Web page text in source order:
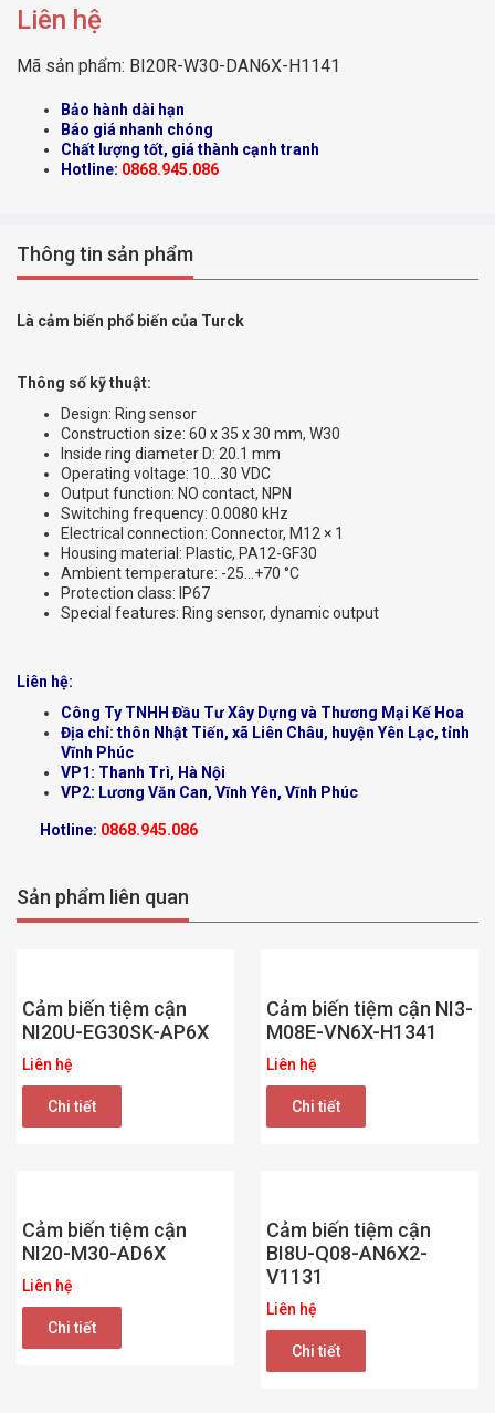
Liên hệ
Mã sản phẩm: BI20R-W30-DAN6X-H1141
Bảo hành dài hạn
Báo giá nhanh chóng
Chất lượng tốt, giá thành cạnh tranh
Hotline: 0868.945.086
Thông tin sản phẩm
Là cảm biến phổ biến của Turck
Thông số kỹ thuật:
Design: Ring sensor
Construction size: 60 x 35 x 30 mm, W30
Inside ring diameter D: 20.1 mm
Operating voltage: 10…30 VDC
Output function: NO contact, NPN
Switching frequency: 0.0080 kHz
Electrical connection: Connector, M12 × 1
Housing material: Plastic, PA12-GF30
Ambient temperature: -25…+70 °C
Protection class: IP67
Special features: Ring sensor, dynamic output
Liên hệ:
Công Ty TNHH Đầu Tư Xây Dựng và Thương Mại Kế Hoa
Địa chỉ: thôn Nhật Tiến, xã Liên Châu, huyện Yên Lạc, tỉnh
Vĩnh Phúc
VP1: Thanh Trì, Hà Nội
VP2: Lương Văn Can, Vĩnh Yên, Vĩnh Phúc
Hotline: 0868.945.086
Sản phẩm liên quan
Cảm biến tiệm cận
NI20U-EG30SK-AP6X
Liên hệ
Chi tiết
Cảm biến tiệm cận NI3-
M08E-VN6X-H1341
Liên hệ
Chi tiết
Cảm biến tiệm cận
NI20-M30-AD6X
Liên hệ
Chi tiết
Cảm biến tiệm cận
BI8U-Q08-AN6X2-
V1131
Liên hệ
Chi tiết